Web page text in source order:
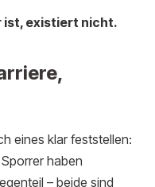
ist, existiert nicht.
eines klar feststellen:
haben
– beide sind